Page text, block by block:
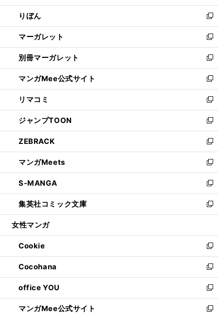
開
く
ウ
で
開
く
ン
ド
ウ
で
開
く
ウ
ィ
ン
ド
ウ
で
開
く
りぼん
新
し
い
ウ
ィ
ン
ド
ウ
で
開
く
マーガレット
新
し
い
ウ
ィ
ン
ド
ウ
で
開
く
別冊マーガレット
新
し
い
ウ
ィ
ン
ド
ウ
で
開
く
マンガMee公式サイト
新
し
い
ウ
ィ
ン
ド
ウ
で
開
く
リマコミ
新
し
い
ウ
ィ
ン
ド
ウ
で
開
く
ジャンプTOON
新
し
い
ウ
ィ
ン
ド
ウ
で
開
ZEBRACK
新
し
い
ウ
ィ
ン
ド
ウ
開
く
マンガMeets
新
し
い
ウ
ィ
ン
ウ
で
開
く
S-MANGA
新
し
い
ウ
ン
ド
ウ
で
開
く
集英社コミック文庫
新
し
ウ
ィ
ン
ド
ウ
で
開
く
女性マンガ
Cookie
新
し
い
ウ
ィ
ン
ド
Cocohana
新
し
い
ウ
ィ
office YOU
新
し
い
マンガMee公式サイト 新